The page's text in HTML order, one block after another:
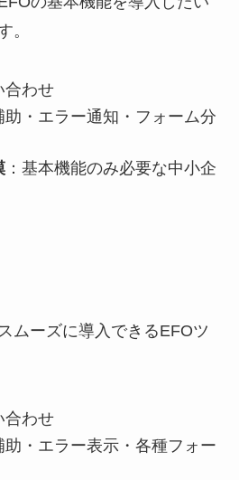
。
合わせ
助・エラー通知・フォーム分
：基本機能のみ必要な中小企
ムーズに導入できるEFOツ
合わせ
助・エラー表示・各種フォー